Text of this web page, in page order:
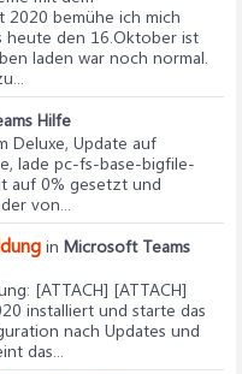
2020 bemühe ich mich
heute den 16.Oktober ist
laden war noch normal.
Hilfe
Deluxe, Update auf
lade pc-fs-base-bigfile-
auf 0% gesetzt und
von...
in Microsoft Teams
: [ATTACH] [ATTACH]
installiert und starte das
nach Updates und
das...